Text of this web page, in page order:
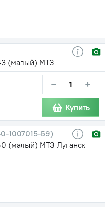
(малый) МТЗ
− +
Купить
1007015-Б9)
(малый) МТЗ Луганск